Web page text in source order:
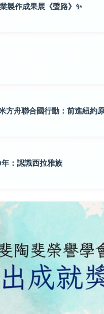
製作成果展《聲路》✨
舟聯合國行動：前進紐約
：認識西拉雅族